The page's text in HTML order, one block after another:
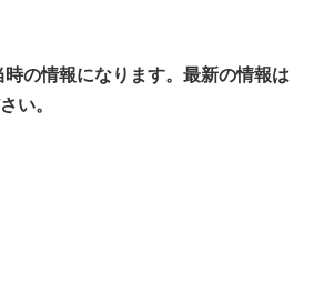
の情報になります。最新の情報は
い。